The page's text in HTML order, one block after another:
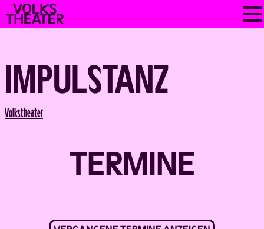
Skip
to
content
VOLKSTHEATER
WIEN
IMPULSTANZ
Back
Volks­theater
TERMINE